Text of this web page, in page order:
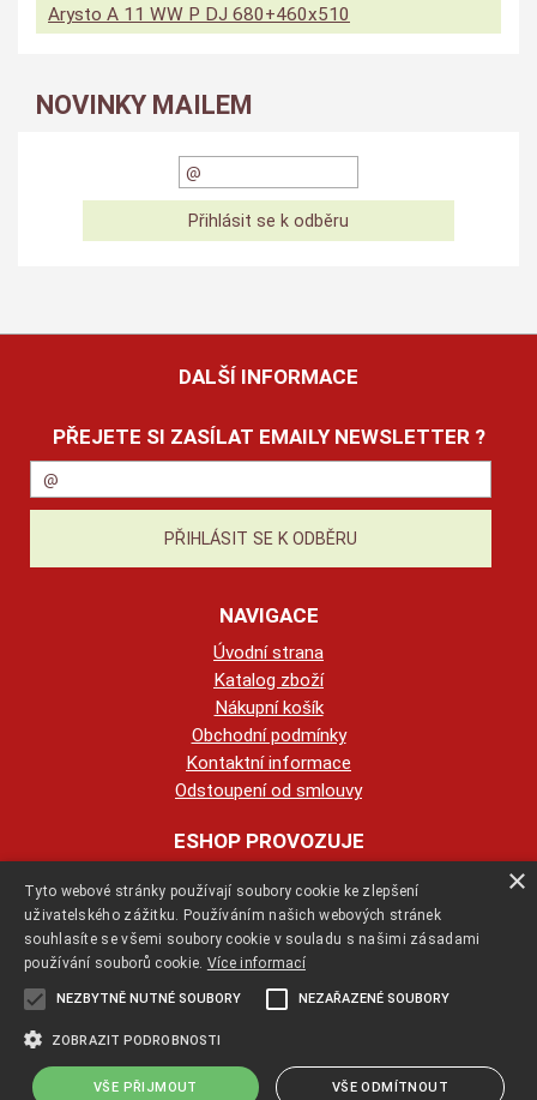
Arysto A 11 WW P DJ 680+460x510
NOVINKY MAILEM
DALŠÍ INFORMACE
PŘEJETE SI ZASÍLAT EMAILY NEWSLETTER ?
NAVIGACE
Úvodní strana
Katalog zboží
Nákupní košík
Obchodní podmínky
Kontaktní informace
Odstoupení od smlouvy
ESHOP PROVOZUJE
123KRBY s.r.o.
+420 774 422 239
info@123krby.cz
×
Tyto webové stránky používají soubory cookie ke zlepšení
uživatelského zážitku. Používáním našich webových stránek
souhlasíte se všemi soubory cookie v souladu s našimi zásadami
používání souborů cookie. Více informací
NEZBYTNĚ NUTNÉ SOUBORY NEZAŘAZENÉ SOUBORY
ZOBRAZIT PODROBNOSTI
VŠE PŘIJMOUT VŠE ODMÍTNOUT